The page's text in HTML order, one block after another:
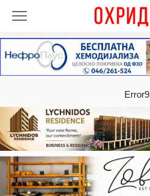
Error9